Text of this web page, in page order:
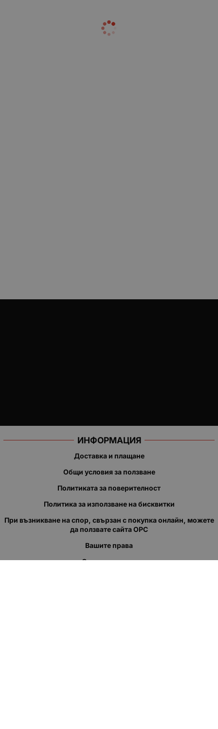
ИНФОРМАЦИЯ
Доставка и плащане
Общи условия за ползване
Политиката за поверителност
Политика за използване на бисквитки
При възникване на спор, свързан с покупка онлайн, можете
да ползвате сайта ОРС
Вашите права
Отказ от сделка